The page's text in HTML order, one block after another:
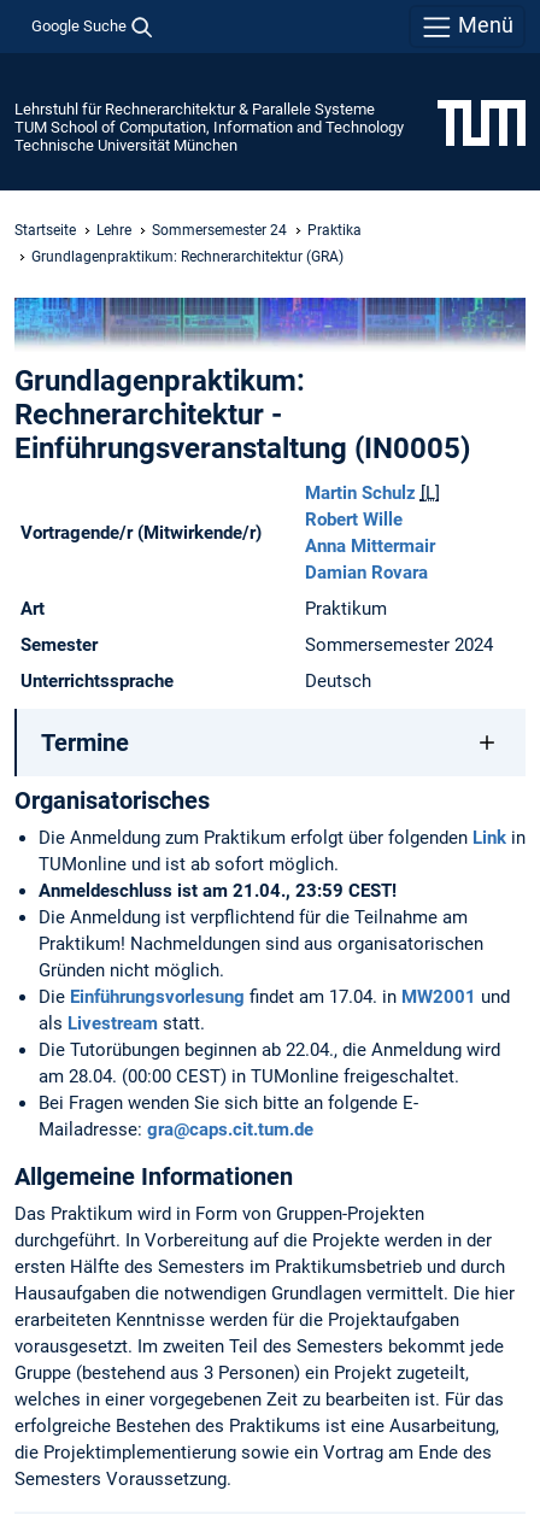
Google Suche Menü
Lehrstuhl für Rechnerarchitektur & Parallele Systeme
TUM School of Computation, Information and Technology
Technische Universität München
Startseite Lehre Sommersemester 24
Praktika
Grundlagenpraktikum: Rechnerarchitektur (GRA)
Grundlagenpraktikum:
Rechnerarchitektur -
Einführungsveranstaltung (IN0005)
Vortragende/r (Mitwirkende/r)
Martin Schulz [L]
Robert Wille
Anna Mittermair
Damian Rovara
Art
Praktikum
Semester
Sommersemester 2024
Unterrichtssprache
Deutsch
Termine
Organisatorisches
Die Anmeldung zum Praktikum erfolgt über folgenden Link in
TUMonline und ist ab sofort möglich.
Anmeldeschluss ist am 21.04., 23:59 CEST!
Die Anmeldung ist verpflichtend für die Teilnahme am
Praktikum! Nachmeldungen sind aus organisatorischen
Gründen nicht möglich.
Die Einführungsvorlesung findet am 17.04. in MW2001 und
als Livestream statt.
Die Tutorübungen beginnen ab 22.04., die Anmeldung wird
am 28.04. (00:00 CEST) in TUMonline freigeschaltet.
Bei Fragen wenden Sie sich bitte an folgende E-
Mailadresse: gra@caps.cit.tum.de
Allgemeine Informationen
Das Praktikum wird in Form von Gruppen-Projekten
durchgeführt. In Vorbereitung auf die Projekte werden in der
ersten Hälfte des Semesters im Praktikumsbetrieb und durch
Hausaufgaben die notwendigen Grundlagen vermittelt. Die hier
erarbeiteten Kenntnisse werden für die Projektaufgaben
vorausgesetzt. Im zweiten Teil des Semesters bekommt jede
Gruppe (bestehend aus 3 Personen) ein Projekt zugeteilt,
welches in einer vorgegebenen Zeit zu bearbeiten ist. Für das
erfolgreiche Bestehen des Praktikums ist eine Ausarbeitung,
die Projektimplementierung sowie ein Vortrag am Ende des
Semesters Voraussetzung.